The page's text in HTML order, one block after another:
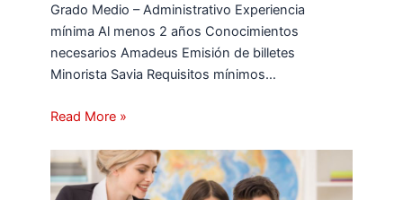
Grado Medio – Administrativo Experiencia
mínima Al menos 2 años Conocimientos
necesarios Amadeus Emisión de billetes
Minorista Savia Requisitos mínimos…
Read More »